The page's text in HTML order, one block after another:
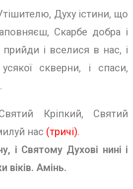
Духу істини, що
Скарбе добра і
і вселися в нас, і
скверни, і спаси,
Кріпкий, Свя­тий
нас (тричі).
і Святому Духо­ві нині і
віків. Амінь.